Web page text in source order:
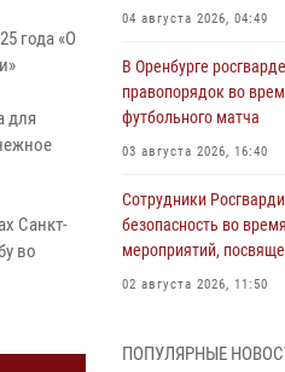
года «О
для
Санкт-
во
04 августа 2026, 04:49
В Оренбурге
правопорядок во
футбольного матча
03 августа 2026, 16:40
Сотрудники
безопасность во
мероприятий,
02 августа 2026, 11:50
гражданами по
ПОПУЛЯРНЫЕ